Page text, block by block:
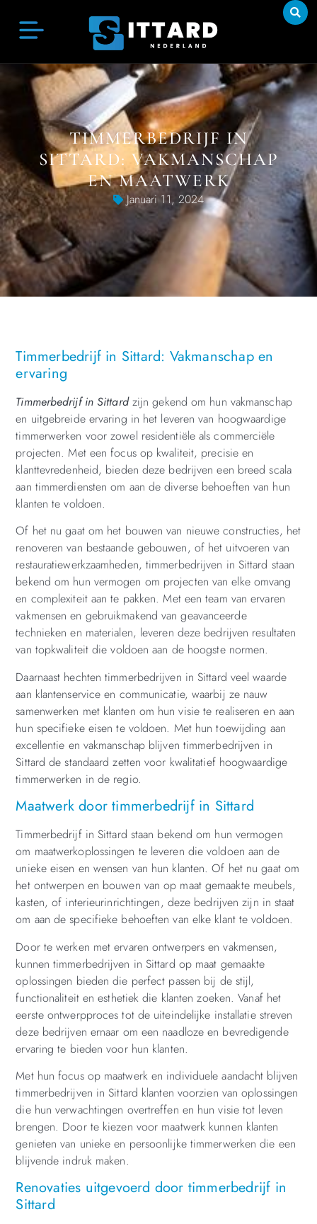
TIMMERBEDRIJF IN
SITTARD: VAKMANSCHAP
EN MAATWERK
Januari 11, 2024
Timmerbedrijf in Sittard: Vakmanschap en
ervaring
Timmerbedrijf in Sittardzijn gekend om hun vakmanschap
en uitgebreide ervaring in het leveren van hoogwaardige
timmerwerken voor zowel residentiële als commerciële
projecten. Met een focus op kwaliteit, precisie en
klanttevredenheid, bieden deze bedrijven een breed scala
aan timmerdiensten om aan de diverse behoeften van hun
klanten te voldoen.
Of het nu gaat om het bouwen van nieuwe constructies, het
renoveren van bestaande gebouwen, of het uitvoeren van
restauratiewerkzaamheden, timmerbedrijven in Sittard staan
bekend om hun vermogen om projecten van elke omvang
en complexiteit aan te pakken. Met een team van ervaren
vakmensen en gebruikmakend van geavanceerde
technieken en materialen, leveren deze bedrijven resultaten
van topkwaliteit die voldoen aan de hoogste normen.
Daarnaast hechten timmerbedrijven in Sittard veel waarde
aan klantenservice en communicatie, waarbij ze nauw
samenwerken met klanten om hun visie te realiseren en aan
hun specifieke eisen te voldoen. Met hun toewijding aan
excellentie en vakmanschap blijven timmerbedrijven in
Sittard de standaard zetten voor kwalitatief hoogwaardige
timmerwerken in de regio.
Maatwerk door timmerbedrijf in Sittard
Timmerbedrijf in Sittard staan bekend om hun vermogen
om maatwerkoplossingen te leveren die voldoen aan de
unieke eisen en wensen van hun klanten. Of het nu gaat om
het ontwerpen en bouwen van op maat gemaakte meubels,
kasten, of interieurinrichtingen, deze bedrijven zijn in staat
om aan de specifieke behoeften van elke klant te voldoen.
Door te werken met ervaren ontwerpers en vakmensen,
kunnen timmerbedrijven in Sittard op maat gemaakte
oplossingen bieden die perfect passen bij de stijl,
functionaliteit en esthetiek die klanten zoeken. Vanaf het
eerste ontwerpproces tot de uiteindelijke installatie streven
deze bedrijven ernaar om een naadloze en bevredigende
ervaring te bieden voor hun klanten.
Met hun focus op maatwerk en individuele aandacht blijven
timmerbedrijven in Sittard klanten voorzien van oplossingen
die hun verwachtingen overtreffen en hun visie tot leven
brengen. Door te kiezen voor maatwerk kunnen klanten
genieten van unieke en persoonlijke timmerwerken die een
blijvende indruk maken.
Renovaties uitgevoerd door timmerbedrijf in
Sittard